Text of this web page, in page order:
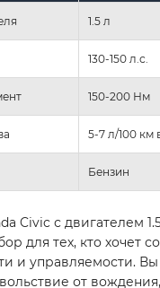
1.5 л
130-150 л.с.
150-200 Нм
5-7 л/100
Бензин
Civic с двигателем
для тех, кто хочет
и управляемости.
от